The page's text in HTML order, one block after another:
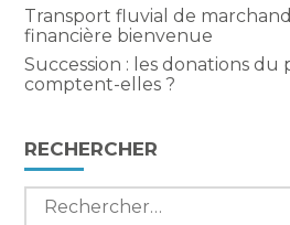
Transport fluvial de
financière bienvenue
Succession : les donations
comptent-elles ?
RECHERCHER
Rechercher :